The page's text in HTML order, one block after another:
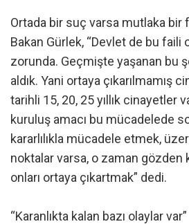
Ortada bir suç varsa mutlaka bir
Bakan Gürlek, “Devlet de bu faili
zorunda. Geçmişte yaşanan bu
aldık. Yani ortaya çıkarılmamış
tarihli 15, 20, 25 yıllık cinayetler
kuruluş amacı bu mücadelede
kararlılıkla mücadele etmek,
noktalar varsa, o zaman gözden
onları ortaya çıkartmak” dedi.
“Karanlıkta kalan bazı olaylar var”